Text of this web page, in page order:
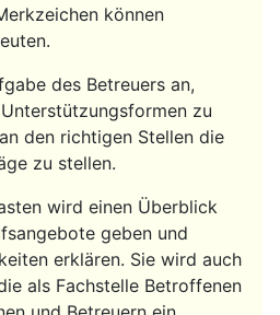
können
des Betreuers an,
zu
den richtigen Stellen die
zu stellen.
wird einen Überblick
geben und
erklären. Sie wird auch
als Fachstelle Betroffenen